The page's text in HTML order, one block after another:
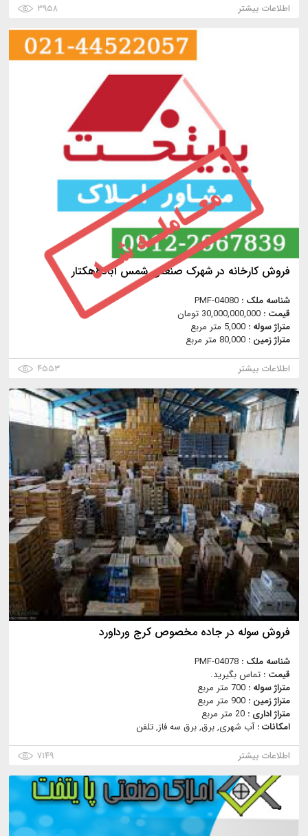
اطلاعات بیشتر
۳۹۵۸
فروش کارخانه در شهرک صنعتی شمس آباد8هکتار
شناسه ملک : PMF-04080
قیمت : 30,000,000,000 تومان
متراژ سوله : 5,000 متر مربع
متراژ زمین : 80,000 متر مربع
اطلاعات بیشتر
۴۵۵۳
فروش سوله در جاده مخصوص کرج ورداورد
شناسه ملک : PMF-04078
قیمت : تماس بگیرید.
متراژ سوله : 700 متر مربع
متراژ زمین : 900 متر مربع
متراژ اداری : 20 متر مربع
امکانات :آب شهری, برق, برق سه فاز, تلفن
اطلاعات بیشتر
۷۱۴۹